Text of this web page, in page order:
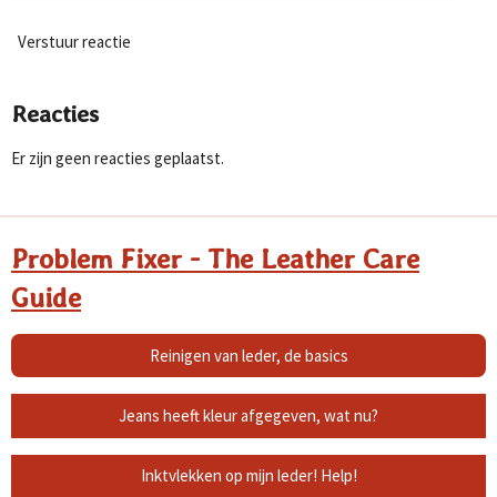
Verstuur reactie
Reacties
Er zijn geen reacties geplaatst.
Problem Fixer - The Leather Care
Guide
Reinigen van leder, de basics
Jeans heeft kleur afgegeven, wat nu?
Inktvlekken op mijn leder! Help!